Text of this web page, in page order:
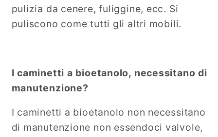
pulizia da cenere, fuliggine, ecc. Si
puliscono come tutti gli altri mobili.
I caminetti a bioetanolo, necessitano di
manutenzione?
I caminetti a bioetanolo non necessitano
di manutenzione non essendoci valvole,